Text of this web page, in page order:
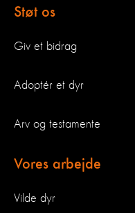
Støt os
Giv et bidrag
Adoptér et dyr
Arv og testamente
Vores arbejde
Vilde dyr